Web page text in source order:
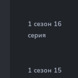
1 сезон 16
серия
1 сезон 15